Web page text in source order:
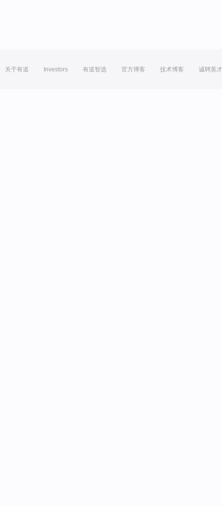
关于有道 Investors 有道智选 官方博客 技术博客 诚聘英才